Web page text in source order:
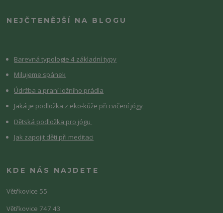
NEJČTENĚJŠÍ NA BLOGU
Barevná typologie 4 základní typy
Milujeme spánek
Údržba a praní ložního prádla
Jaká je podložka z eko-kůže při cvičení jógy
Dětská podložka pro jógu
Jak zapojit děti při meditaci
KDE NÁS NAJDETE
Větřkovice 55
Větřkovice 747 43